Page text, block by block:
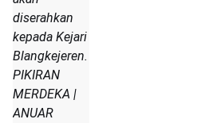
diserahkan
kepada Kejari
Blangkejeren.
PIKIRAN
MERDEKA |
ANUAR